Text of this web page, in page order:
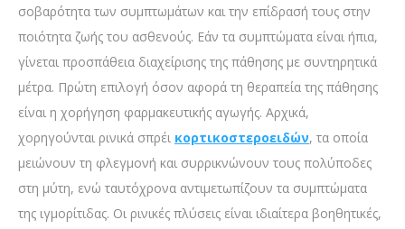
σοβαρότητα των συμπτωμάτων και την επίδρασή τους στην
ποιότητα ζωής του ασθενούς. Εάν τα συμπτώματα είναι ήπια,
γίνεται προσπάθεια διαχείρισης της πάθησης με συντηρητικά
μέτρα. Πρώτη επιλογή όσον αφορά τη θεραπεία της πάθησης
είναι η χορήγηση φαρμακευτικής αγωγής. Αρχικά,
χορηγούνται ρινικά σπρέι κορτικοστεροειδών, τα οποία
μειώνουν τη φλεγμονή και συρρικνώνουν τους πολύποδες
στη μύτη, ενώ ταυτόχρονα αντιμετωπίζουν τα συμπτώματα
της ιγμορίτιδας. Οι ρινικές πλύσεις είναι ιδιαίτερα βοηθητικές,